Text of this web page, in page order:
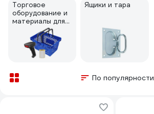
Торговое
оборудование и
материалы для
торговли
Ящики и тара
По популярности